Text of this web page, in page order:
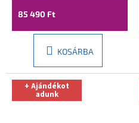
85 490 Ft
KOSÁRBA
+ Ajándékot
adunk